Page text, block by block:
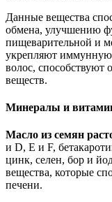
Данные вещества
обмена, улучшению
пищеварительной и
укрепляют иммунную
волос,
веществ.
Минералы и
Масло из семян
и D, E и F,
цинк, селен, бор и
вещества, которые
печени.